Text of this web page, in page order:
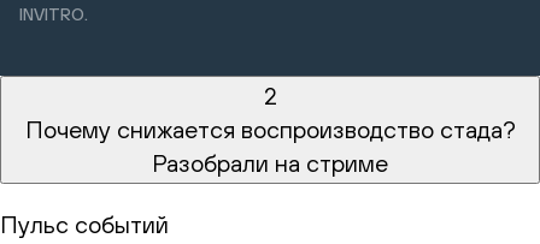
INVITRO.
2
Почему снижается воспроизводство стада?
Разобрали на стриме
Пульс событий